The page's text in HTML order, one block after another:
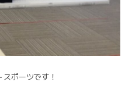
ポーツです！